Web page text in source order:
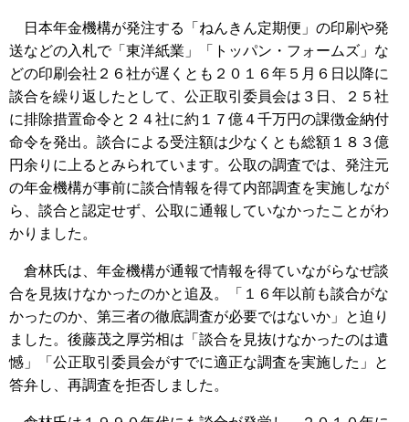
日本年金機構が発注する「ねんきん定期便」の印刷や発
送などの入札で「東洋紙業」「トッパン・フォームズ」な
どの印刷会社２６社が遅くとも２０１６年５月６日以降に
談合を繰り返したとして、公正取引委員会は３日、２５社
に排除措置命令と２４社に約１７億４千万円の課徴金納付
命令を発出。談合による受注額は少なくとも総額１８３億
円余りに上るとみられています。公取の調査では、発注元
の年金機構が事前に談合情報を得て内部調査を実施しなが
ら、談合と認定せず、公取に通報していなかったことがわ
かりました。
倉林氏は、年金機構が通報で情報を得ていながらなぜ談
合を見抜けなかったのかと追及。「１６年以前も談合がな
かったのか、第三者の徹底調査が必要ではないか」と迫り
ました。後藤茂之厚労相は「談合を見抜けなかったのは遺
憾」「公正取引委員会がすでに適正な調査を実施した」と
答弁し、再調査を拒否しました。